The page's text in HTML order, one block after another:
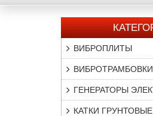
ВИБРОПЛИТЫ
ВИБРОТРАМБОВКИ
ГЕНЕРАТОРЫ
КАТКИ